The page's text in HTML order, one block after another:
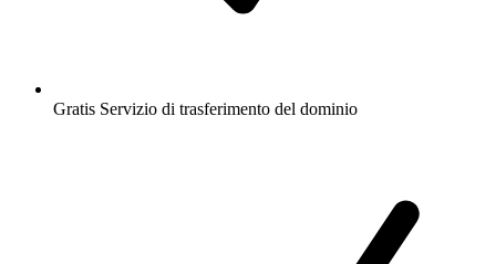
Gratis Servizio di trasferimento del dominio